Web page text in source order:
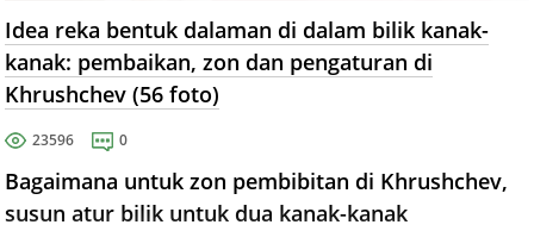
Idea reka bentuk dalaman di dalam bilik kanak-
kanak: pembaikan, zon dan pengaturan di
Khrushchev (56 foto)
23596 0
Bagaimana untuk zon pembibitan di Khrushchev,
susun atur bilik untuk dua kanak-kanak